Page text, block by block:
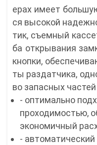
ерах имеет
ся высокой
тик, съемный
ба открывания
кнопки,
ты раздатчика,
во запасных
- оптимально
проходимостью,
экономичный
-